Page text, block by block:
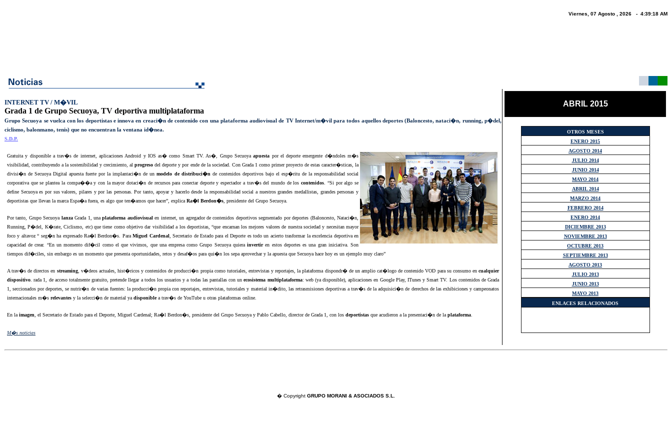
Viernes, 07 Agosto , 2026 - 4:39:18 AM
INTERNET TV / M�VIL
Grada 1 de Grupo Secuoya, TV deportiva multiplataforma
Grupo Secuoya se vuelca con los deportistas e innova en creaci�n de contenido con una plataforma audiovisual de TV Internet/m�vil para todos aquellos deportes (Baloncesto, nataci�n, running, p�del,
ciclismo, balonmano, tenis) que no encuentran la ventana id�nea.
S.D.P.
Gratuita y disponible a trav�s de internet, aplicaciones Android y IOS as� como Smart TV. As�, Grupo Secuoyaapuesta por el deporte emergente d�ndoles m�s
visibilidad, contribuyendo a la sostenibilidad y crecimiento, alprogreso del deporte y por ende de la sociedad. Con Grada 1 como primer proyecto de estas caracter�sticas, la
divisi�n de Secuoya Digital apuesta fuerte por la implantaci�n de unmodelo de distribuci�n de contenidos deportivos bajo el esp�ritu de la responsabilidad social
corporativa que se plantea la compa��a y con la mayor dotaci�n de recursos para conectar deporte y espectador a trav�s del mundo de loscontenidos . “Si por algo se
define Secuoya es por sus valores, pilares y por las personas. Por tanto, apoyar y hacerlo desde la responsabilidad social a nuestros grandes medallistas, grandes personas y
deportistas que llevan la marca Espa�a fuera, es algo que ten�amos que hacer”, explica Ra�l Berdon�s , presidente del Grupo Secuoya.
Por tanto, Grupo Secuoya lanzaGrada 1, unaplataforma audiovisualen internet, un agregador de contenidos deportivos segmentado por deportes (Baloncesto, Nataci�n,
Running, P�del, K�rate, Ciclismo, etc) que tiene como objetivo dar visibilidad a los deportistas, “que encarnan los mejores valores de nuestra sociedad y necesitan mayor
foco y altavoz “ seg�n ha expresado Ra�l Berdon�s. ParaMiguel Cardenal, Secretario de Estado para el Deporte es todo un acierto trasformar la excelencia deportiva en
capacidad de crear. “En un momento dif�cil como el que vivimos, que una empresa como Grupo Secuoya quierainvertiren estos deportes es una gran iniciativa. Son
tiempos dif�ciles, sin embargo es un momento que presenta oportunidades, retos y desaf�os para qui�n los sepa aprovechar y la apuesta que Secuoya hace hoy es un ejemplo muy claro”
A trav�s de directos en streaming, v�deos actuales, hist�ricos y contenidos de producci�n propia como tutoriales, entrevistas y reportajes, la plataforma dispondr� de un amplio cat�logo de contenido VOD para su consumo encualquier
dispositivo . rada 1, de acceso totalmente gratuito, pretende llegar a todos los usuarios y a todas las pantallas con unecosistema multiplataforma: web (ya disponible), aplicaciones en Google Play, ITunes y Smart TV. Los contenidos de Grada
1, seccionados por deportes, se nutrir�n de varias fuentes: la producci�n propia con reportajes, entrevistas, tutoriales y material in�dito, las retrasmisiones deportivas a trav�s de la adquisici�n de derechos de las exhibiciones y campeonatos
internacionales m�s relevantes y la selecci�n de material ya disponiblea trav�s de YouTube u otras plataformas online.
En la imagen , el Secretario de Estado para el Deporte, Miguel Cardenal; Ra�l Berdon�s, presidente del Grupo Secuoya y Pablo Cabello, director de Grada 1, con los deportistas que acudieron a la presentaci�n de la plataforma
M�s noticias
ABRIL 2015
OTROS MESES
ENERO 2015
AGOSTO 2014
JULIO 2014
JUNIO 2014
MAYO 2014
ABRIL 2014
MARZO 2014
FEBRERO 2014
ENERO 2014
DICIEMBRE 2013
NOVIEMBRE 2013
OCTUBRE 2013
SEPTIEMBRE 2013
AGOSTO 2013
JULIO 2013
JUNIO 2013
MAYO 2013
ENLACES RELACIONADOS
� Copyright GRUPO MORANI & ASOCIADOS S.L.